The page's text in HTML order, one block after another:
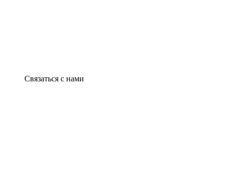
Связаться с нами